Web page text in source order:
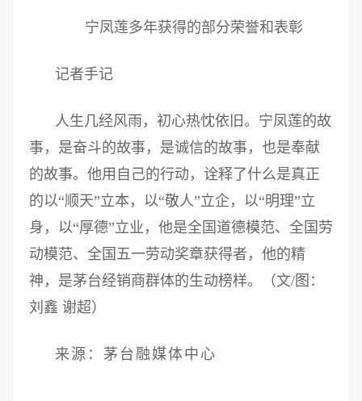
宁凤莲多年获得的部分荣誉和表彰
记者手记
人生几经风雨，初心热忱依旧。宁凤莲的故
事，是奋斗的故事，是诚信的故事，也是奉献
的故事。他用自己的行动，诠释了什么是真正
的以“顺天”立本，以“敬人”立企，以“明理”立
身，以“厚德”立业，他是全国道德模范、全国劳
动模范、全国五一劳动奖章获得者，他的精
神，是茅台经销商群体的生动榜样。（文/图：
刘鑫 谢超）
来源：茅台融媒体中心